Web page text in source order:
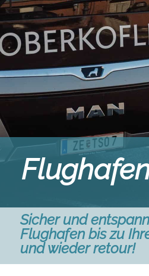
Sicher und
Flughafen bis zu
und wieder retour!